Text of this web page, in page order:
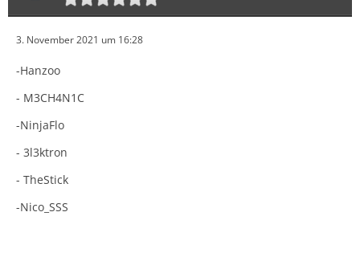
3. November 2021 um 16:28
-Hanzoo
- M3CH4N1C
-NinjaFlo
- 3l3ktron
- TheStick
-Nico_SSS